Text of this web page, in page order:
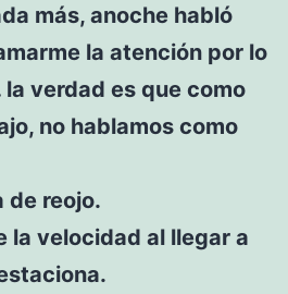
más, anoche habló
la atención por lo
verdad es que como
no hablamos como
de reojo.
la velocidad al llegar a